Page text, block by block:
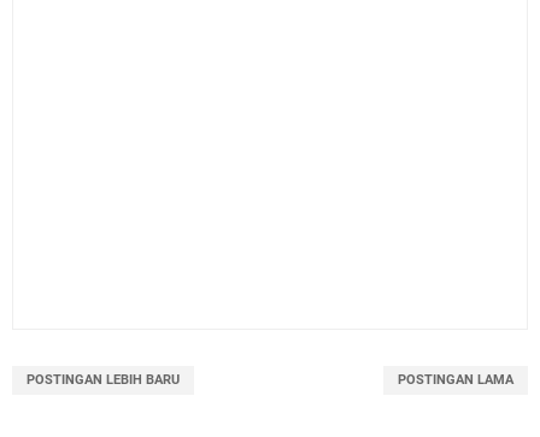
POSTINGAN LEBIH BARU POSTINGAN LAMA